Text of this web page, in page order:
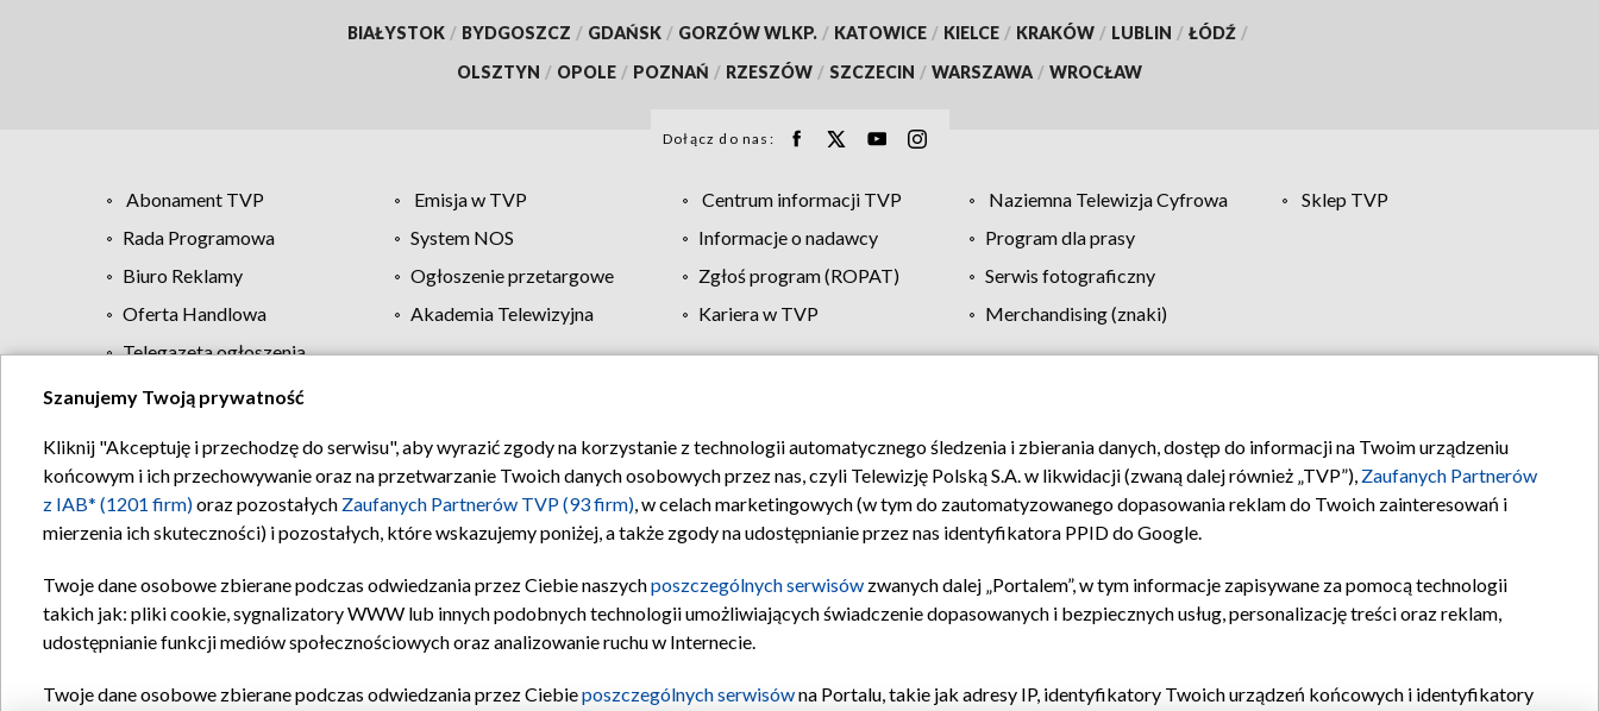
BIAŁYSTOK / BYDGOSZCZ / GDAŃSK / GORZÓW WLKP. / KATOWICE / KIELCE / KRAKÓW / LUBLIN / ŁÓDŹ /
OLSZTYN / OPOLE / POZNAŃ / RZESZÓW / SZCZECIN / WARSZAWA / WROCŁAW
Dołącz do nas:
Abonament TVP Emisja w TVP Centrum informacji TVP Naziemna Telewizja Cyfrowa
Sklep TVP
Rada Programowa
System NOS Informacje o nadawcy
Program dla prasy
Biuro Reklamy
Ogłoszenie przetargowe Zgłoś program (ROPAT)
Serwis fotograficzny
Oferta Handlowa
Akademia Telewizyjna Kariera w TVP
Merchandising (znaki)
Telegazeta ogłoszenia
Regulamin TVP Polityka prywatności Moje zgody Pomoc Biuro reklamy Kontakt
Szanujemy Twoją prywatność
Kliknij "Akceptuję i przechodzę do serwisu", aby wyrazić zgody na korzystanie z technologii automatycznego śledzenia i zbierania danych, dostęp do informacji na Twoim urządzeniu
końcowym i ich przechowywanie oraz na przetwarzanie Twoich danych osobowych przez nas, czyli Telewizję Polską S.A. w likwidacji (zwaną dalej również „TVP”), Zaufanych Partnerów
z IAB* (1201 firm)oraz pozostałych Zaufanych Partnerów TVP (93 firm), w celach marketingowych (w tym do zautomatyzowanego dopasowania reklam do Twoich zainteresowań i
mierzenia ich skuteczności) i pozostałych, które wskazujemy poniżej, a także zgody na udostępnianie przez nas identyfikatora PPID do Google.
Twoje dane osobowe zbierane podczas odwiedzania przez Ciebie naszychposzczególnych serwisów zwanych dalej „Portalem”, w tym informacje zapisywane za pomocą technologii
takich jak: pliki cookie, sygnalizatory WWW lub innych podobnych technologii umożliwiających świadczenie dopasowanych i bezpiecznych usług, personalizację treści oraz reklam,
udostępnianie funkcji mediów społecznościowych oraz analizowanie ruchu w Internecie.
Twoje dane osobowe zbierane podczas odwiedzania przez Ciebieposzczególnych serwisówna Portalu, takie jak adresy IP, identyfikatory Twoich urządzeń końcowych i identyfikatory